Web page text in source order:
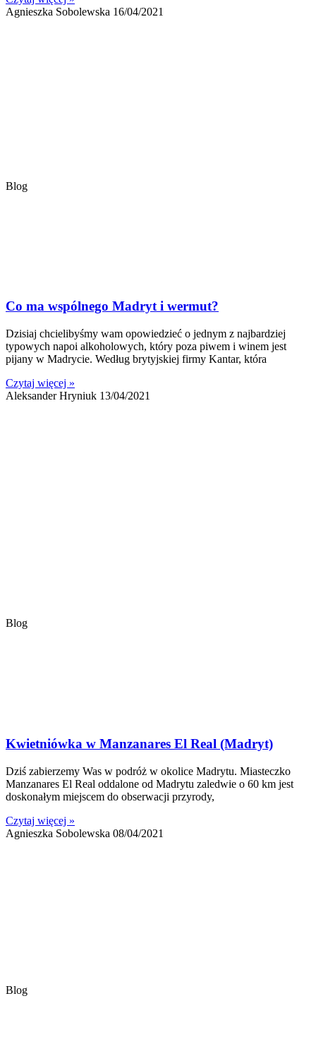
Agnieszka Sobolewska 16/04/2021
Blog
Co ma wspólnego Madryt i wermut?
Dzisiaj chcielibyśmy wam opowiedzieć o jednym z najbardziej
typowych napoi alkoholowych, który poza piwem i winem jest
pijany w Madrycie. Według brytyjskiej firmy Kantar, która
Czytaj więcej »
Aleksander Hryniuk 13/04/2021
Blog
Kwietniówka w Manzanares El Real (Madryt)
Dziś zabierzemy Was w podróż w okolice Madrytu. Miasteczko
Manzanares El Real oddalone od Madrytu zaledwie o 60 km jest
doskonałym miejscem do obserwacji przyrody,
Czytaj więcej »
Agnieszka Sobolewska 08/04/2021
Blog